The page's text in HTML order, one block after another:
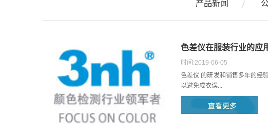
产品新闻
色差仪在服装行业的应
时间:2019-06-05
色差仪 的研发和销售多年的经
以避免成衣误...